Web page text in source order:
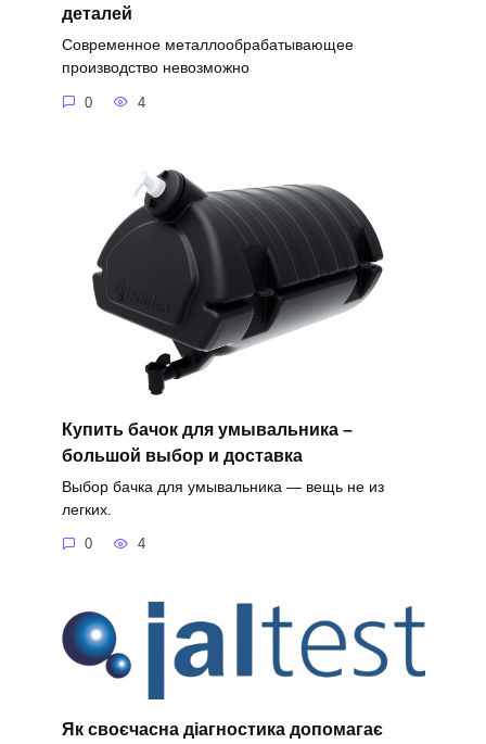
деталей
Современное металлообрабатывающее
производство невозможно
0 4
Купить бачок для умывальника –
большой выбор и доставка
Выбор бачка для умывальника — вещь не из
легких.
0 4
Як своєчасна діагностика допомагає